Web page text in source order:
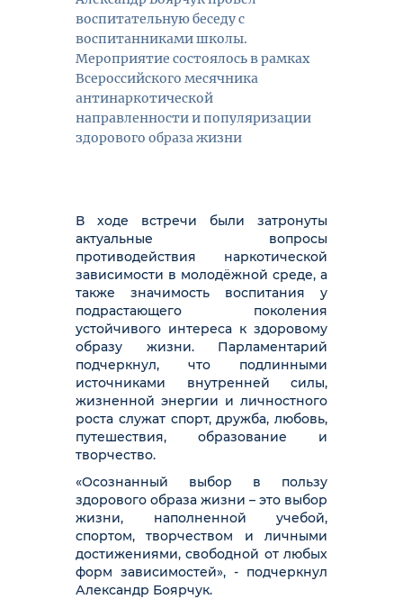
воспитательную беседу с
воспитанниками школы.
Мероприятие состоялось в рамках
Всероссийского месячника
антинаркотической
направленности и популяризации
здорового образа жизни
В ходе встречи были затронуты
актуальные вопросы
противодействия наркотической
зависимости в молодёжной среде, а
также значимость воспитания у
подрастающего поколения
устойчивого интереса к здоровому
образу жизни. Парламентарий
подчеркнул, что подлинными
источниками внутренней силы,
жизненной энергии и личностного
роста служат спорт, дружба, любовь,
путешествия, образование и
творчество.
«Осознанный выбор в пользу
здорового образа жизни – это выбор
жизни, наполненной учебой,
спортом, творчеством и личными
достижениями, свободной от любых
форм зависимостей», - подчеркнул
Александр Боярчук.